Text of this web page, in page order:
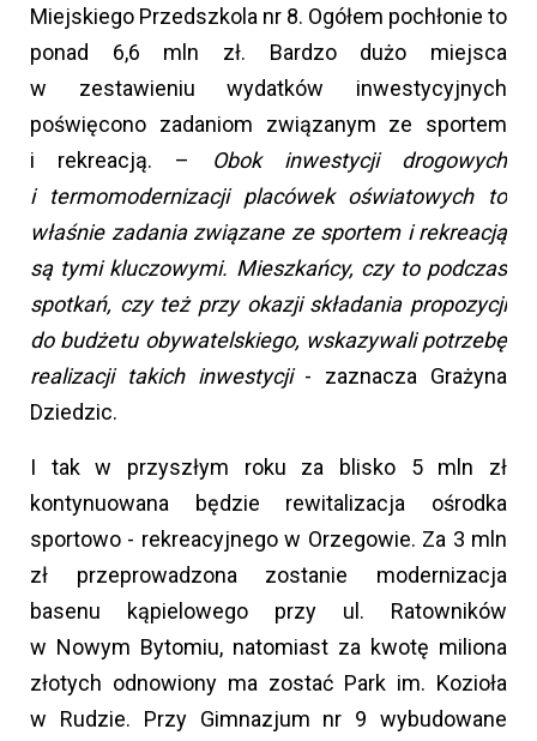
Miejskiego Przedszkola nr 8. Ogółem pochłonie to
ponad 6,6 mln zł. Bardzo dużo miejsca
w zestawieniu wydatków inwestycyjnych
poświęcono zadaniom związanym ze sportem
i rekreacją. – Obok inwestycji drogowych
i termomodernizacji placówek oświatowych to
właśnie zadania związane ze sportem i rekreacją
są tymi kluczowymi. Mieszkańcy, czy to podczas
spotkań, czy też przy okazji składania propozycji
do budżetu obywatelskiego, wskazywali potrzebę
realizacji takich inwestycji- zaznacza Grażyna
Dziedzic.
I tak w przyszłym roku za blisko 5 mln zł
kontynuowana będzie rewitalizacja ośrodka
sportowo - rekreacyjnego w Orzegowie. Za 3 mln
zł przeprowadzona zostanie modernizacja
basenu kąpielowego przy ul. Ratowników
w Nowym Bytomiu, natomiast za kwotę miliona
złotych odnowiony ma zostać Park im. Kozioła
w Rudzie. Przy Gimnazjum nr 9 wybudowane